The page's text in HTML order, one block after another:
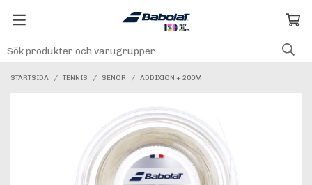
STARTSIDA / TENNIS / SENOR / ADDIXION + 200M